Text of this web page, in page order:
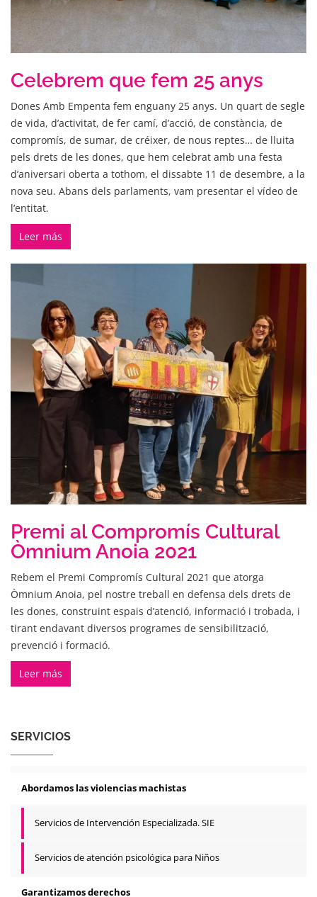
SERVICIOS
Abordamos las violencias machistas
Servicios de Intervención Especializada. SIE
Servicios de atención psicológica para Niños
Garantizamos derechos
Celebrem que fem 25 anys
Dones Amb Empenta fem enguany 25 anys. Un quart de segle
de vida, d’activitat, de fer camí, d’acció, de constància, de
compromís, de sumar, de créixer, de nous reptes… de lluita
pels drets de les dones, que hem celebrat amb una festa
d’aniversari oberta a tothom, el dissabte 11 de desembre, a la
nova seu. Abans dels parlaments, vam presentar el vídeo de
l’entitat.
Leer más
Premi al Compromís Cultural
Òmnium Anoia 2021
Rebem el Premi Compromís Cultural 2021 que atorga
Òmnium Anoia, pel nostre treball en defensa dels drets de
les dones, construint espais d’atenció, informació i trobada, i
tirant endavant diversos programes de sensibilització,
prevenció i formació.
Leer más